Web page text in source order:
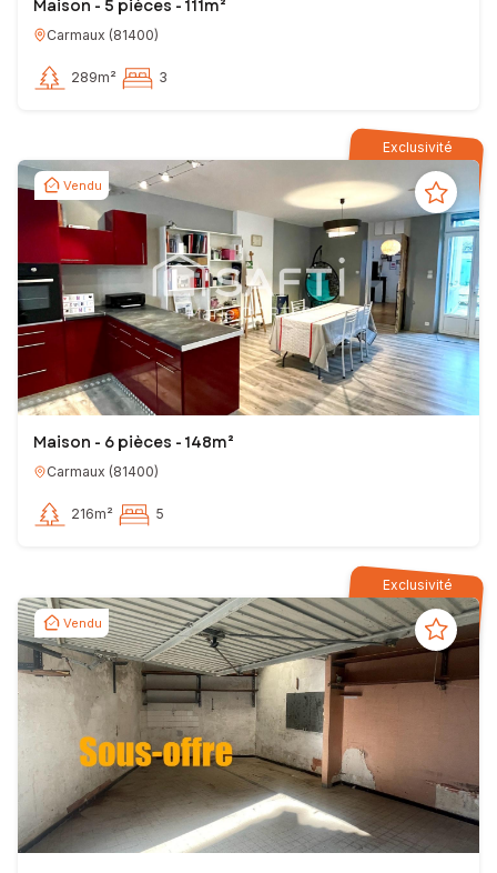
Maison - 5 pièces - 111m²
Carmaux (81400)
289m² 3
Exclusivité
Vendu
Maison - 6 pièces - 148m²
Carmaux (81400)
216m² 5
Exclusivité
Vendu